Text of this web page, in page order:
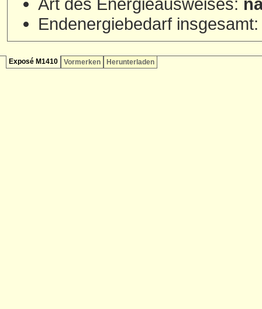
Art des Energieausweises:
Endenergiebedarf
Exposé M1410 Vormerken Herunterladen